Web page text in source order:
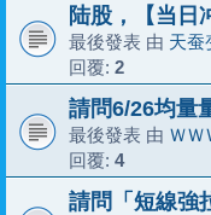
陆股，【当日
最後發表 由 天蚕
回覆: 2
請問6/26均量
最後發表 由 ＷＷ
回覆: 4
請問「短線強